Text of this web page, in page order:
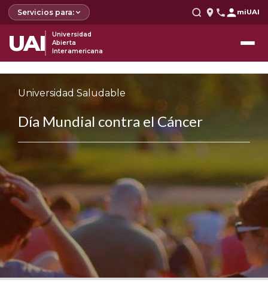
Servicios para: miUAI
UAI
Universidad
Abierta
Interamericana
Universidad Saludable
Día Mundial contra el Cáncer